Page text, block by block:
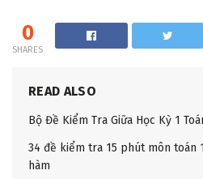
0
SHARES
READ ALSO
Bộ Đề Kiểm Tra Giữa Học Kỳ 1
34 đề kiểm tra 15 phút môn toán
hàm